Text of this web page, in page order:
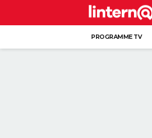
PROGRAMME TV